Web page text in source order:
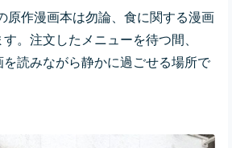
原作漫画本は勿論、食に関する漫画
。注文したメニューを待つ間、
を読みながら静かに過ごせる場所で